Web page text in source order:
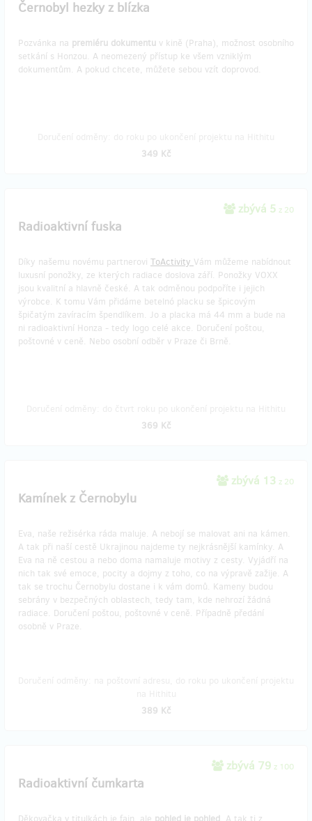
Černobyl hezky z blízka
Pozvánka na premiéru dokumentu v kině (Praha), možnost osobního
setkání s Honzou. A neomezený přístup ke všem vzniklým
dokumentům. A pokud chcete, můžete sebou vzít doprovod.
349 Kč
zbývá 5 z 20
Radioaktivní fuska
Díky našemu novému partnerovi ToActivity Vám můžeme nabídnout
luxusní ponožky, ze kterých radiace doslova září. Ponožky VOXX
jsou kvalitní a hlavně české. A tak odměnou podpoříte i jejich
výrobce. K tomu Vám přidáme betelnó placku se špicovým
špičatým zavíracím špendlíkem. Jo a placka má 44 mm a bude na
ni radioaktivní Honza - tedy logo celé akce. Doručení poštou,
poštovné v ceně. Nebo osobní odběr v Praze či Brně.
369 Kč
zbývá 13 z 20
Kamínek z Černobylu
Eva, naše režisérka ráda maluje. A nebojí se malovat ani na kámen.
A tak při naší cestě Ukrajinou najdeme ty nejkrásnější kamínky. A
Eva na ně cestou a nebo doma namaluje motivy z cesty. Vyjádří na
nich tak své emoce, pocity a dojmy z toho, co na výpravě zažije. A
tak se trochu Černobylu dostane i k vám domů. Kameny budou
sebrány v bezpečných oblastech, tedy tam, kde nehrozí žádná
radiace. Doručení poštou, poštovné v ceně. Případně předání
osobně v Praze.
389 Kč
zbývá 79 z 100
Radioaktivní čumkarta
Děkovačka v titulkách je fajn, ale pohled je pohled. A tak ti z